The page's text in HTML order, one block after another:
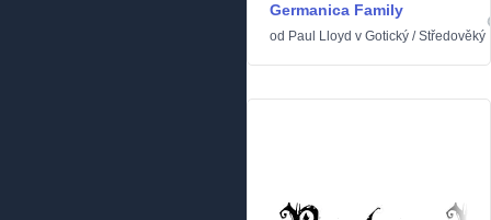
Germanica Family
od Paul Lloyd v Gotický /Středověký